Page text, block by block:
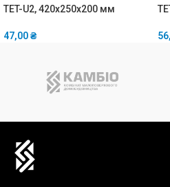
TET-U2, 420x250x200 мм
47,00₴